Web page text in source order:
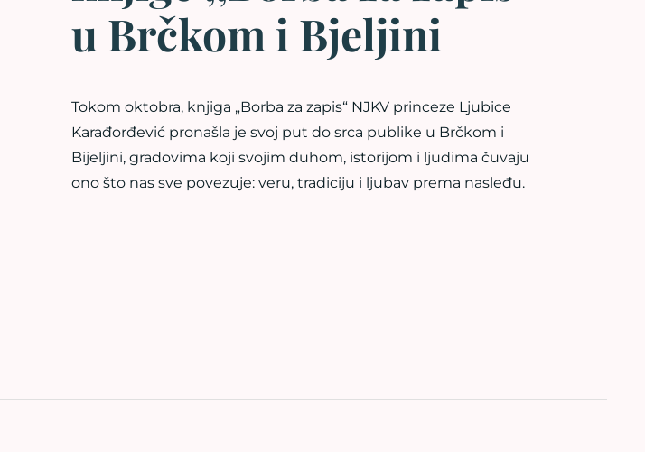
u Brčkom i Bjeljini
Tokom oktobra, knjiga „Borba za zapis“ NJKV princeze Ljubice
Karađorđević pronašla je svoj put do srca publike u Brčkom i
Bijeljini, gradovima koji svojim duhom, istorijom i ljudima čuvaju
ono što nas sve povezuje: veru, tradiciju i ljubav prema nasleđu.